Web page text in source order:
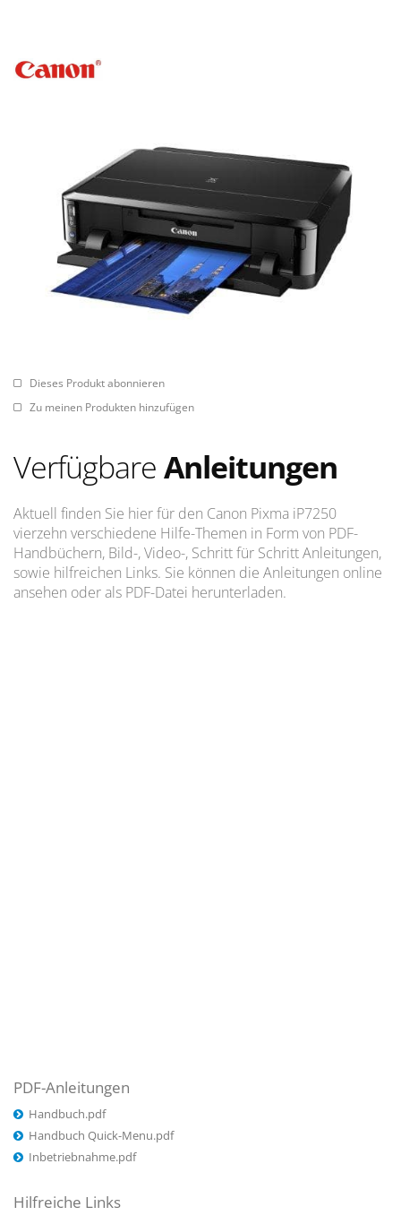
Dieses Produkt abonnieren
Zu meinen Produkten hinzufügen
VerfügbareAnleitungen
Aktuell finden Sie hier für den Canon Pixma iP7250
vierzehn verschiedene Hilfe-Themen in Form von PDF-
Handbüchern, Bild-, Video-, Schritt für Schritt Anleitungen,
sowie hilfreichen Links. Sie können die Anleitungen online
ansehen oder als PDF-Datei herunterladen.
PDF-Anleitungen
Handbuch.pdf
Handbuch Quick-Menu.pdf
Inbetriebnahme.pdf
Hilfreiche Links